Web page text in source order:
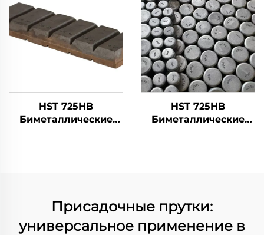
HST 725HB
Биметаллические
HST 725HB
Биметаллические
Присадочные прутки:
универсальное применение в